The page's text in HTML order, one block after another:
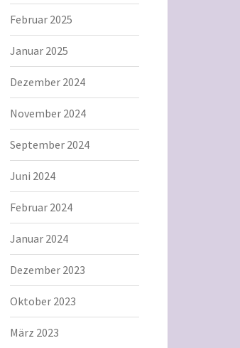
Februar 2025
Januar 2025
Dezember 2024
November 2024
September 2024
Juni 2024
Februar 2024
Januar 2024
Dezember 2023
Oktober 2023
März 2023